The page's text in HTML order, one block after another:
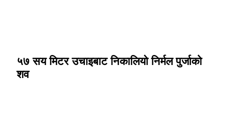
५७ सय मिटर उचाइबाट निकालियो निर्मल पुर्जाको
शव